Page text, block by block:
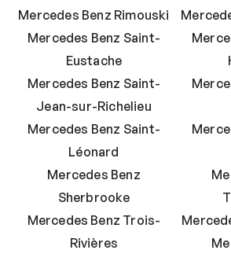
Mercedes Benz Rimouski
Mercedes Benz Saint-
Eustache
Mercedes Benz Saint-
Jean-sur-Richelieu
Mercedes Benz Saint-
Léonard
Mercedes Benz
Sherbrooke
Mercedes Benz Trois-
Rivières